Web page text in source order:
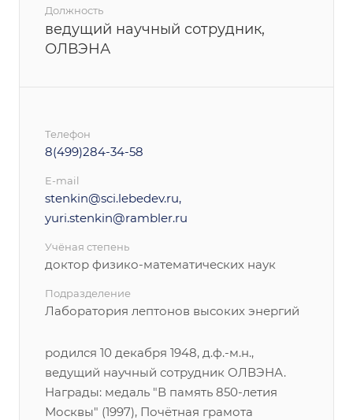
Должность
ведущий научный сотрудник,
ОЛВЭНА
Телефон
8(499)284-34-58
E-mail
stenkin@sci.lebedev.ru,
yuri.stenkin@rambler.ru
Учёная степень
доктор физико-математических наук
Подразделение
Лаборатория лептонов высоких энергий
родился 10 декабря 1948, д.ф.-м.н.,
ведущий научный сотрудник ОЛВЭНА.
Награды: медаль "В память 850-летия
Москвы" (1997), Почётная грамота